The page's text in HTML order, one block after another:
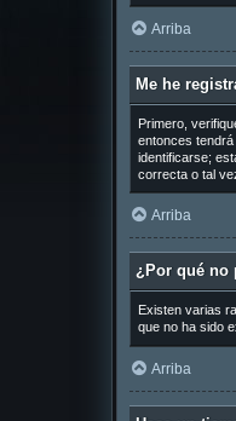
Arriba
Me he
Primero,
entonces
identificarse;
correcta o tal
Arriba
¿Por qué no
Existen varias
que no ha sido
Arriba